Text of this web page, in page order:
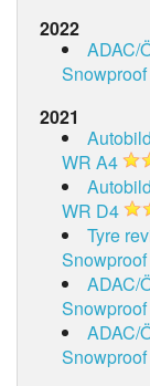
2022
ADAC/
Snowproof
2021
WR A4
WR D4
Tyre
Snowproof
ADAC/
Snowproof
ADAC/
Snowproof